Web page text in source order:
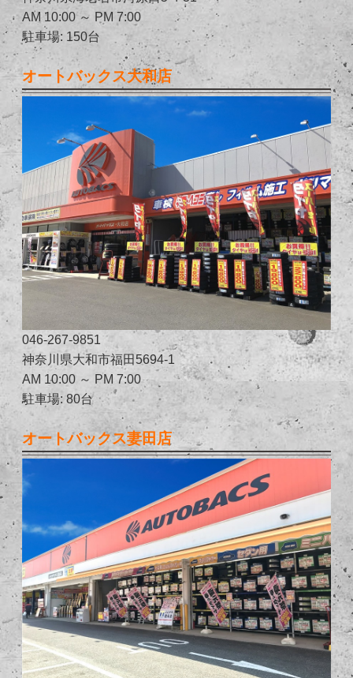
AM 10:00 ～ PM 7:00
駐車場: 150台
オートバックス大和店
046-267-9851
神奈川県大和市福田5694-1
AM 10:00 ～ PM 7:00
駐車場: 80台
オートバックス妻田店